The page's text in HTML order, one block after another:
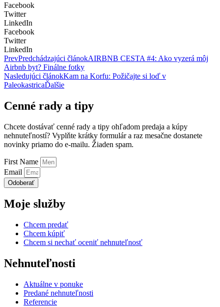
Facebook
Twitter
LinkedIn
Facebook
Twitter
LinkedIn
PrevPredchádzajúci článokAIRBNB CESTA #4: Ako vyzerá môj
Airbnb byt? Finálne fotky
Nasledujúci článokKam na Korfu: Požičajte si loď v
PaleokastricaĎalšie
Cenné rady a tipy
Chcete dostávať cenné rady a tipy ohľadom predaja a kúpy
nehnuteľností? Vyplňte krátky formulár a raz mesačne dostanete
novinky priamo do e-mailu. Žiaden spam.
First Name
Email
Odoberať
Moje služby
Chcem predať
Chcem kúpiť
Chcem si nechať oceniť nehnuteľnosť
Nehnuteľnosti
Aktuálne v ponuke
Predané nehnuteľnosti
Referencie